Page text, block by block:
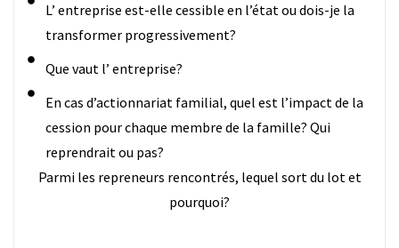
L’ entreprise est-elle cessible en l’état ou dois-je la
transformer progressivement?
Que vaut l’ entreprise?
En cas d’actionnariat familial, quel est l’impact de la
cession pour chaque membre de la famille? Qui
reprendrait ou pas?
Parmi les repreneurs rencontrés, lequel sort du lot et
pourquoi?